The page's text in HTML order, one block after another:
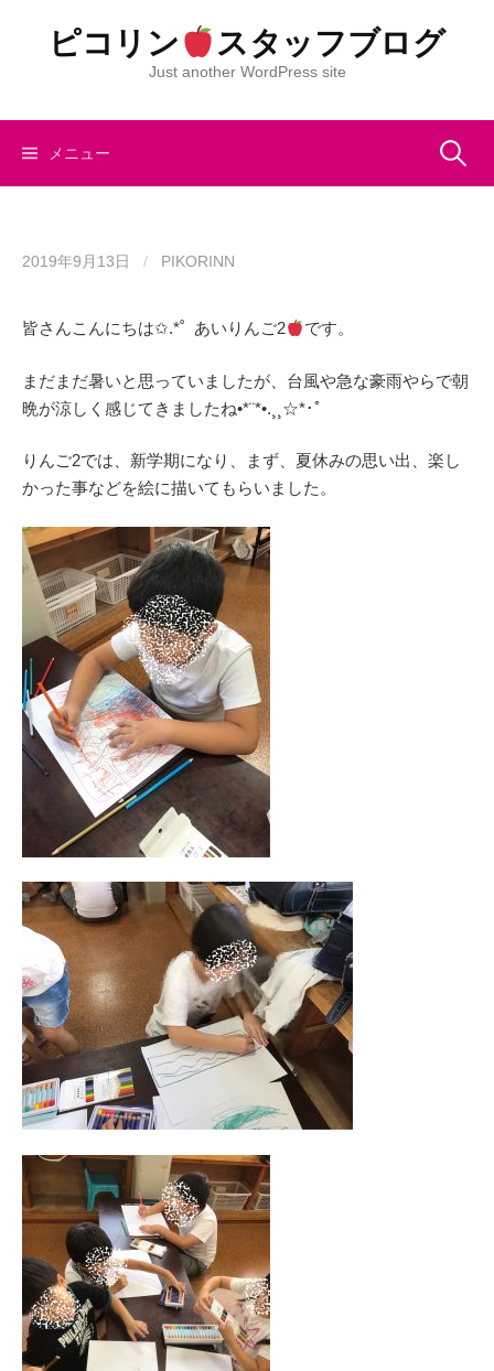
ツ
ピコリン スタッフブログ
Just another WordPress site
メニュー 検
2019年9月13日 / PIKORINN
皆さんこんにちは✩.*˚ あいりんご2 です。
まだまだ暑いと思っていましたが、台風や急な豪雨やらで朝
晩が涼しく感じてきましたね•*¨*•.¸¸☆*･ﾟ
りんご2では、新学期になり、まず、夏休みの思い出、楽し
かった事などを絵に描いてもらいました。